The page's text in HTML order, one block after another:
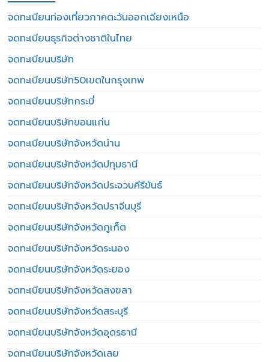
จดทะเบียนท่องเที่ยวภาคตะวันออกเฉียงเหนือ
จดทะเบียนธุรกิจต่างชาติในไทย
จดทะเบียนบริษัท
จดทะเบียนบริษัท50เขตในกรุงเทพ
จดทะเบียนบริษัทกระบี่
จดทะเบียนบริษัทขอนแก่น
จดทะเบียนบริษัทจังหวัดน่าน
จดทะเบียนบริษัทจังหวัดปทุมธานี
จดทะเบียนบริษัทจังหวัดประจวบคีรีขันธ์
จดทะเบียนบริษัทจังหวัดปราจีนบุรี
จดทะเบียนบริษัทจังหวัดภูเก็ต
จดทะเบียนบริษัทจังหวัดระนอง
จดทะเบียนบริษัทจังหวัดระยอง
จดทะเบียนบริษัทจังหวัดสงขลา
จดทะเบียนบริษัทจังหวัดสระบุรี
จดทะเบียนบริษัทจังหวัดอุดรธานี
จดทะเบียนบริษัทจังหวัดเลย